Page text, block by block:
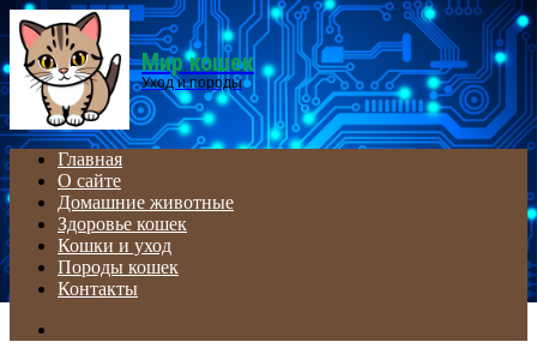
Menu
Мир кошек
Уход и породы
Главная
О сайте
Домашние животные
Здоровье кошек
Кошки и уход
Породы кошек
Контакты